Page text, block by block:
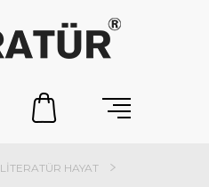
LITERATÜR HAYAT